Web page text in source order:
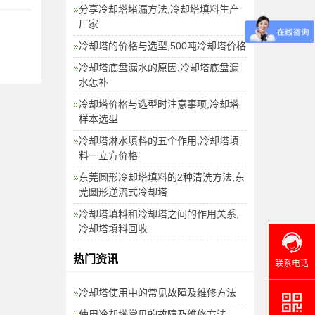
分享冷却塔堵漏方法,冷却塔填料生产
厂家
冷却塔的价格与选型,500吨冷却塔价格
冷却塔底盘漏水的原因,冷却塔底盘漏
水怎补
冷却塔价格与选型时注意事项,冷却塔
样本选型
冷却塔淋水填料的五个作用,冷却塔填
料一立方价格
东莞圆形冷却塔填料的2种清洗方法,东
莞圆形逆流式冷却塔
冷却塔填料和冷却塔之间的作用关系,
冷却塔填料回收
热门资讯
冷却塔使用中的常见故障及维修方法
联系电话